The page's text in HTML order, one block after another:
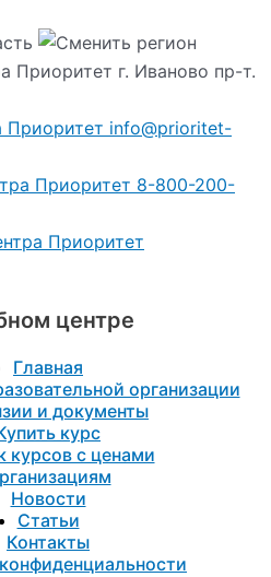
г. Иваново пр-т.
info@prioritet-
8-800-200-
центре
Главная
организации
и документы
курс
курсов с ценами
Новости
Статьи
Контакты